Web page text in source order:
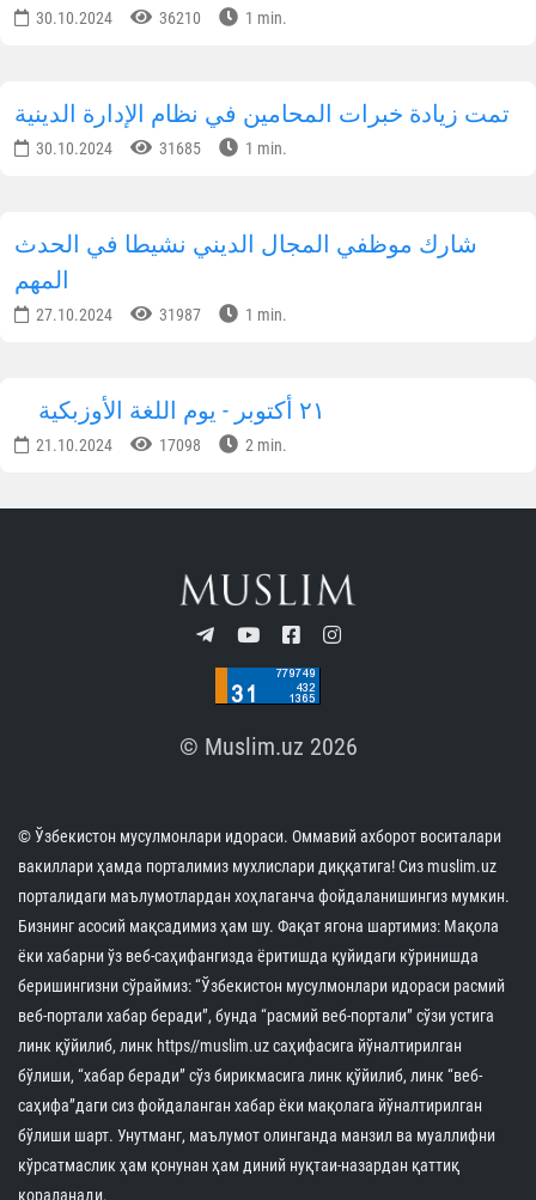
30.10.2024 36210 1 min.
تمت زيادة خبرات المحامين في نظام الإدارة الدينية
30.10.2024 31685 1 min.
شارك موظفي المجال الديني نشيطا في الحدث
المهم
27.10.2024 31987 1 min.
٢١ أكتوبر - يوم اللغة الأوزبكية
21.10.2024 17098 2 min.
© Muslim.uz 2026
© Ўзбекистон мусулмонлари идораси. Оммавий ахборот воситалари
вакиллари ҳамда порталимиз мухлислари диққатига! Сиз muslim.uz
порталидаги маълумотлардан хоҳлаганча фойдаланишингиз мумкин.
Бизнинг асосий мақсадимиз ҳам шу. Фақат ягона шартимиз: Мақола
ёки хабарни ўз веб-саҳифангизда ёритишда қуйидаги кўринишда
беришингизни сўраймиз: “Ўзбекистон мусулмонлари идораси расмий
веб-портали хабар беради”, бунда “расмий веб-портали” сўзи устига
линк қўйилиб, линк https//muslim.uz саҳифасига йўналтирилган
бўлиши, “хабар беради” сўз бирикмасига линк қўйилиб, линк “веб-
саҳифа”даги сиз фойдаланган хабар ёки мақолага йўналтирилган
бўлиши шарт. Унутманг, маълумот олинганда манзил ва муаллифни
кўрсатмаслик ҳам қонунан ҳам диний нуқтаи-назардан қаттиқ
қораланади.